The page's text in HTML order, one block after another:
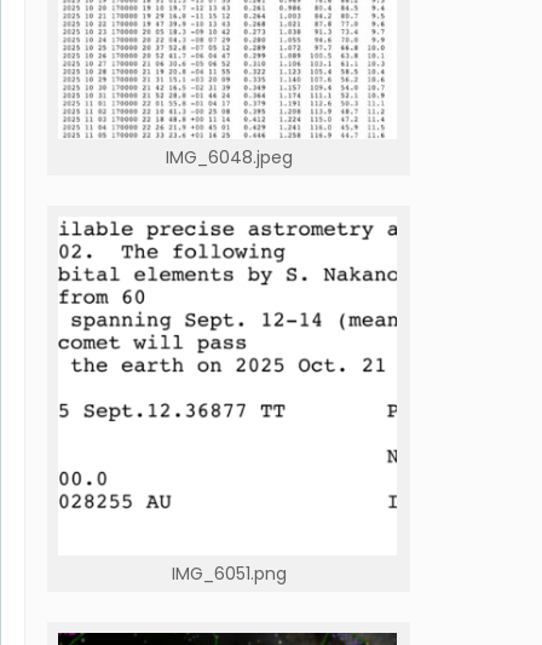
IMG_6048.jpeg
IMG_6051.png